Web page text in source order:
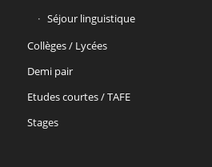
Séjour linguistique
Collèges / Lycées
Demi pair
Etudes courtes / TAFE
Stages